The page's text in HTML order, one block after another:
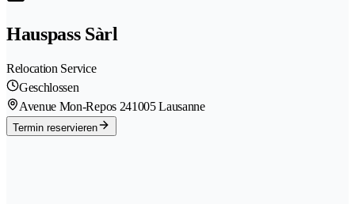
Hauspass Sàrl
Relocation Service
Geschlossen
Avenue Mon-Repos 241005 Lausanne
Termin reservieren